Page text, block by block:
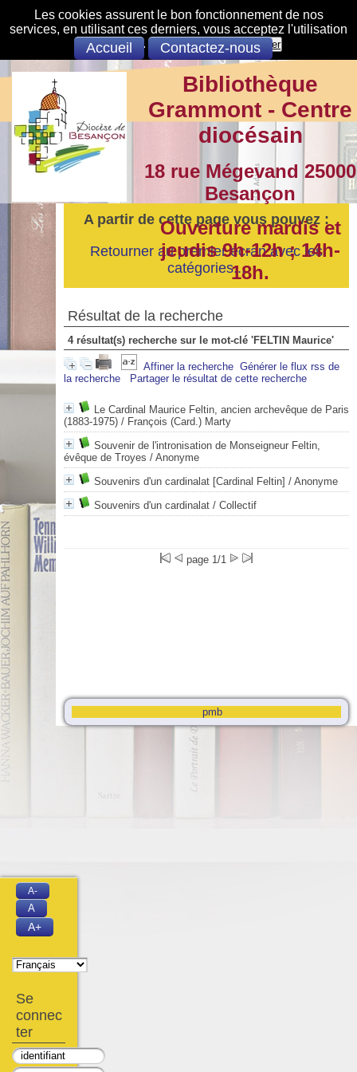
Les cookies assurent le bon fonctionnement de nos
services, en utilisant ces derniers, vous acceptez l'utilisation
des cookies.
S'opposer Accepter
Accueil Contactez-nous
A partir de cette page vous pouvez :
Retourner au premier écran avec les
catégories...
Résultat de la recherche
4 résultat(s) recherche sur le mot-clé 'FELTIN Maurice'
Affiner la recherche Générer le flux rss de
la recherche
Partager le résultat de cette recherche
Le Cardinal Maurice Feltin, ancien archevêque de Paris
(1883-1975)/ François (Card.) Marty
Souvenir de l'intronisation de Monseigneur Feltin,
évêque de Troyes / Anonyme
Souvenirs d'un cardinalat [Cardinal Feltin] / Anonyme
Souvenirs d'un cardinalat/ Collectif
page 1/1
pmb
Bibliothèque
Grammont - Centre
diocésain
18 rue Mégevand 25000
Besançon
Ouverture mardis et
jeudis 9h-12h ; 14h-
18h.
A-
A
A+
Se
connec
ter